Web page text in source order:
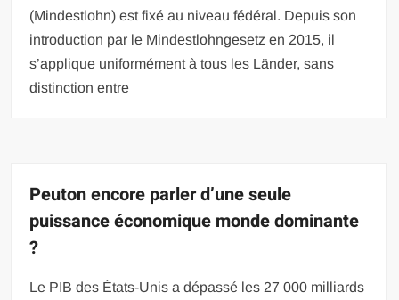
(Mindestlohn) est fixé au niveau fédéral. Depuis son
introduction par le Mindestlohngesetz en 2015, il
s’applique uniformément à tous les Länder, sans
distinction entre
Peuton encore parler d’une seule
puissance économique monde dominante
?
Le PIB des États-Unis a dépassé les 27 000 milliards